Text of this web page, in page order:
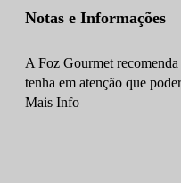
Notas e Informações
A Foz Gourmet
tenha em atenção que
Mais Info